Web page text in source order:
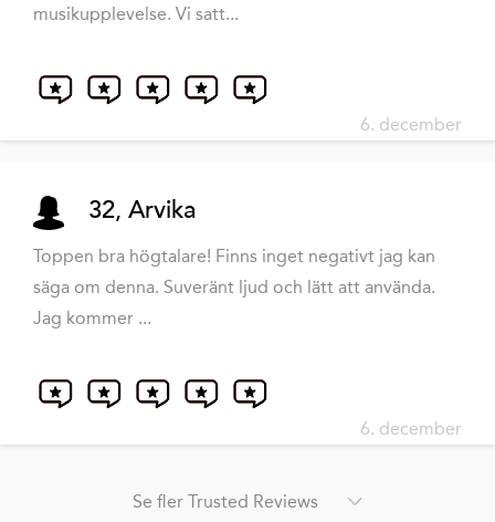
musikupplevelse. Vi satt...
6. december
32, Arvika
Toppen bra högtalare! Finns inget negativt jag kan
säga om denna. Suveränt ljud och lätt att använda.
Jag kommer ...
6. december
Se fler Trusted Reviews